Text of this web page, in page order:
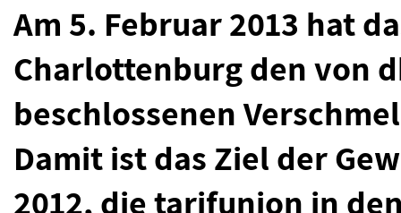
Am 5. Februar 2013 hat
Charlottenburg den von
beschlossenen
Damit ist das Ziel der
2012, die tarifunion in